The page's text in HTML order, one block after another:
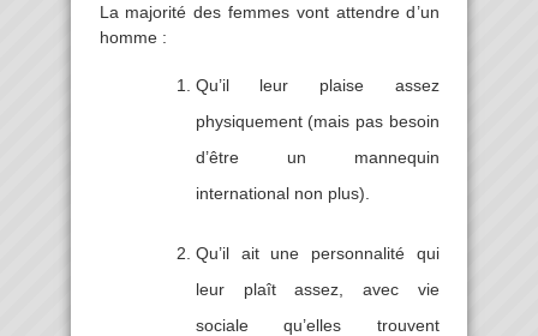
La majorité des femmes vont attendre d’un
homme :
Qu’il leur plaise assez
physiquement (mais pas besoin
d’être un mannequin
international non plus).
Qu’il ait une personnalité qui
leur plaît assez, avec vie
sociale qu’elles trouvent